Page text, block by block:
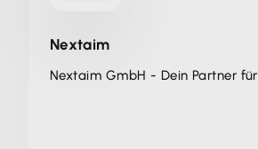
Nextaim
Nextaim GmbH - Dein Partner